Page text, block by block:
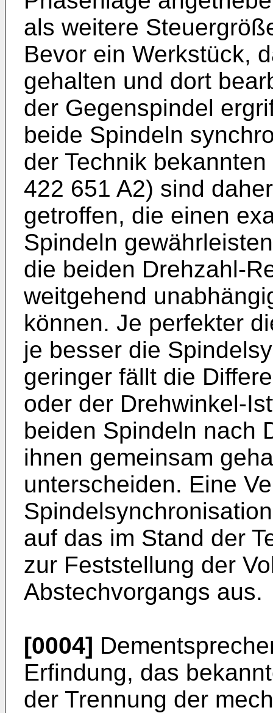
als weitere
Bevor ein Werkstück,
gehalten und dort
der Gegenspindel
beide Spindeln
der Technik
422 651 A2) sind
getroffen, die einen
Spindeln
die beiden Drehzahl-
weitgehend
können. Je perfekter
je besser die
geringer fällt die
oder der Drehwinkel-
beiden Spindeln nach
ihnen gemeinsam
unterscheiden. Eine
auf das im Stand der
zur Feststellung der
Abstechvorgangs aus.
[0004]
Erfindung, das
der Trennung der